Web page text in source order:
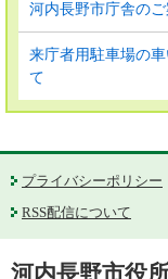
河内長野市庁舎の
来庁者用駐車場の
て
プライバシーポリシー
RSS配信について
河内長野市役